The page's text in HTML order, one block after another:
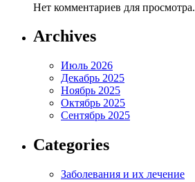
Нет комментариев для просмотра.
Archives
Июль 2026
Декабрь 2025
Ноябрь 2025
Октябрь 2025
Сентябрь 2025
Categories
Заболевания и их лечение